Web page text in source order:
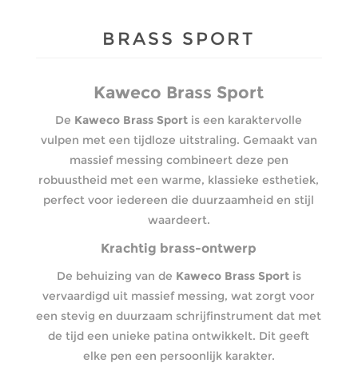
BRASS SPORT
Kaweco Brass Sport
De Kaweco Brass Sport is een karaktervolle
vulpen met een tijdloze uitstraling. Gemaakt van
massief messing combineert deze pen
robuustheid met een warme, klassieke esthetiek,
perfect voor iedereen die duurzaamheid en stijl
waardeert.
Krachtig brass-ontwerp
De behuizing van de Kaweco Brass Sportis
vervaardigd uit massief messing, wat zorgt voor
een stevig en duurzaam schrijfinstrument dat met
de tijd een unieke patina ontwikkelt. Dit geeft
elke pen een persoonlijk karakter.